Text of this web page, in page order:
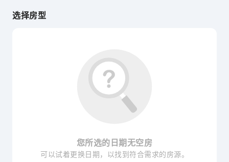
选择房型
您所选的日期无空房
可以试着更换日期，以找到符合需求的房源。